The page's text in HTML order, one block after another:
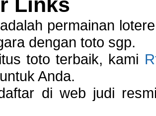
permainan
dengan toto sgp.
toto terbaik, kami
Anda.
di web judi